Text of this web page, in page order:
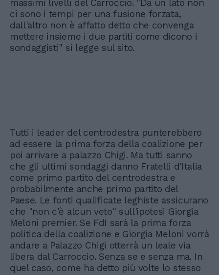
massimi livelli del Carroccio. "Da un lato non
ci sono i tempi per una fusione forzata,
dall'altro non è affatto detto che convenga
mettere insieme i due partiti come dicono i
sondaggisti" si legge sul sito.
Tutti i leader del centrodestra punterebbero
ad essere la prima forza della coalizione per
poi arrivare a palazzo Chigi. Ma tutti sanno
che gli ultimi sondaggi danno Fratelli d'Italia
come primo partito del centrodestra e
probabilmente anche primo partito del
Paese. Le fonti qualificate leghiste assicurano
che "non c'è alcun veto" sull'ipotesi Giorgia
Meloni premier. Se FdI sarà la prima forza
politica della coalizione e Giorgia Meloni vorrà
andare a Palazzo Chigi otterrà un leale via
libera dal Carroccio. Senza se e senza ma. In
quel caso, come ha detto più volte lo stesso